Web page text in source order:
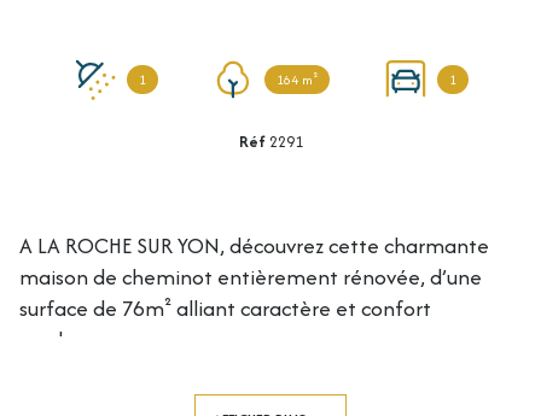
1 164 m² 1
Réf 2291
A LA ROCHE SUR YON, découvrez cette charmante
maison de cheminot entièrement rénovée, d’une
surface de 76m² alliant caractère et confort
moderne.
de vie baignée de lumière, ouverte sur une cuisine